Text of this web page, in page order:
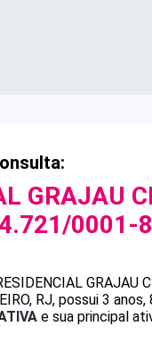
GRAJAU
0001-
GRAJAU
RJ, possui 3
e sua principal